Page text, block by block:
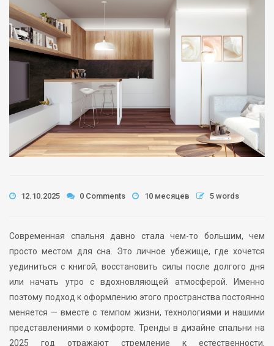
12.10.2025 0 Comments 10 месяцев 5 words
Современная спальня давно стала чем-то большим, чем
просто местом для сна. Это личное убежище, где хочется
уединиться с книгой, восстановить силы после долгого дня
или начать утро с вдохновляющей атмосферой. Именно
поэтому подход к оформлению этого пространства постоянно
меняется — вместе с темпом жизни, технологиями и нашими
представлениями о комфорте. Тренды в дизайне спальни на
2025 год отражают стремление к естественности,